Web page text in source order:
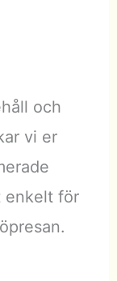
och
vi er
enkelt för